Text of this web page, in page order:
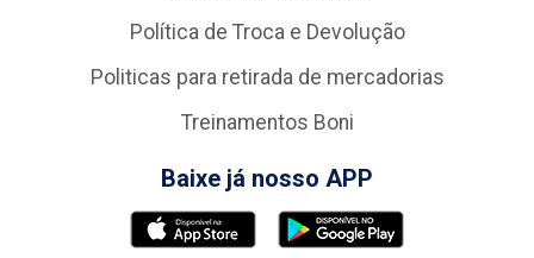
Política de Troca e Devolução
Politicas para retirada de mercadorias
Treinamentos Boni
Baixe já nosso APP